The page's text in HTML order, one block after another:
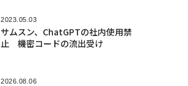
2023.05.03
サムスン、ChatGPTの社内使用禁
止 機密コードの流出受け
2026.08.06